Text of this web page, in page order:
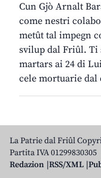
Cun Gjò Arnalt
come nestri
metût tal impegn
svilup dal Friûl. Ti
martars ai 24 di
cele mortuarie
La Patrie dal Friûl
Partita IVA 01299830305
Redazion RSS/XML